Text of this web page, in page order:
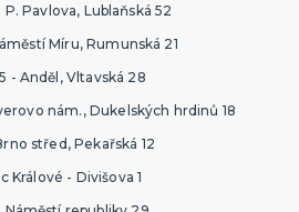
P. Pavlova, Lublaňská 52
Míru, Rumunská 21
- Anděl, Vltavská 28
nám., Dukelských hrdinů 18
střed, Pekařská 12
Králové - Divišova 1